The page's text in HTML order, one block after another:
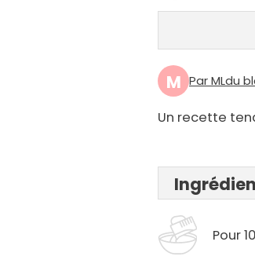
M Par MLdu
Un recette
Pour